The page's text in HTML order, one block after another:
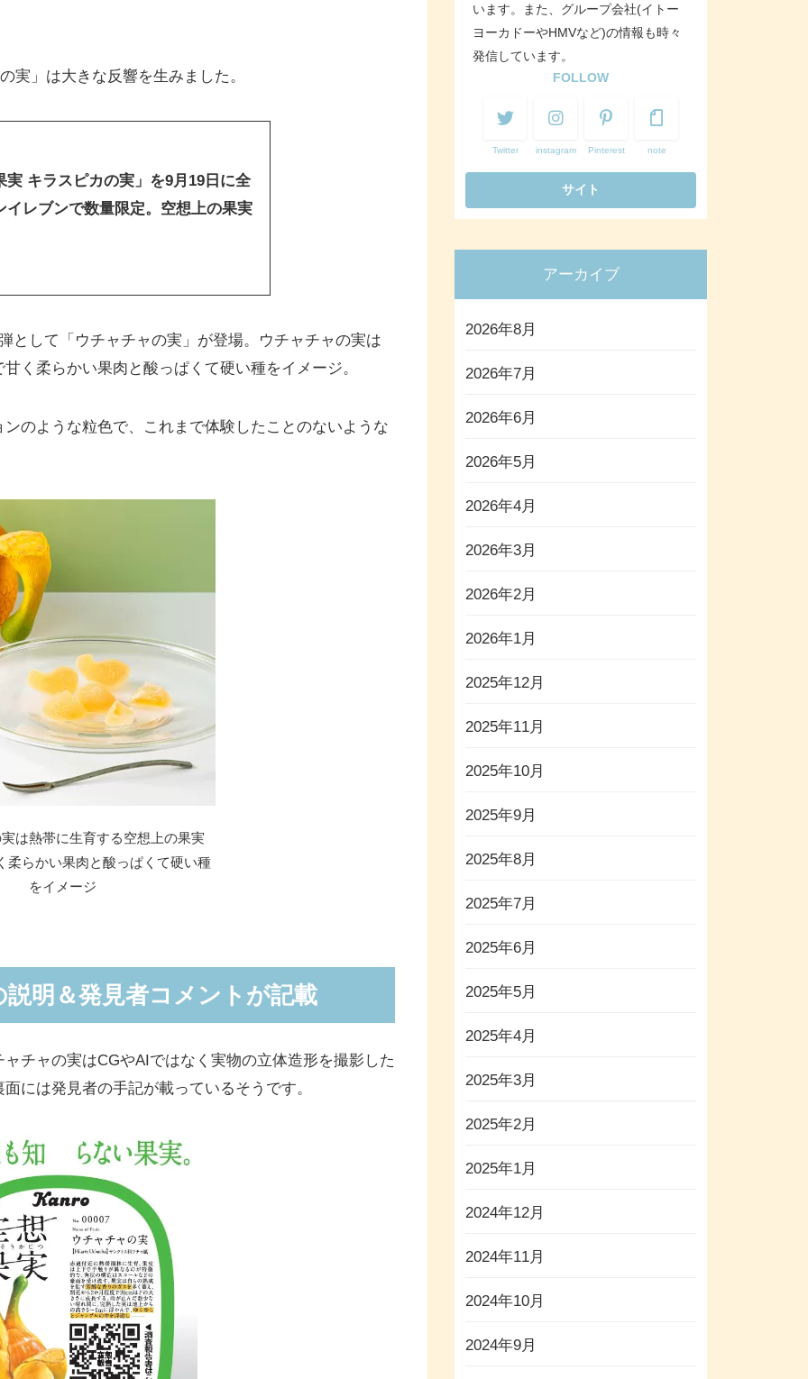
実」は大きな反響を生みました。
実 キラスピカの実」を9月19日に全
イレブンで数量限定。空想上の果実
として「ウチャチャの実」が登場。ウチャチャの実は
く柔らかい果肉と酸っぱくて硬い種をイメージ。
のような粒色で、これまで体験したことのないような
は熱帯に生育する空想上の果実
柔らかい果肉と酸っぱくて硬い種
をイメージ
明＆発見者コメントが記載
チャの実はCGやAIではなく実物の立体造形を撮影した
には発見者の手記が載っているそうです。
います。また、グループ会社(イトー
ヨーカドーやHMVなど)の情報も時々
発信しています。
FOLLOW
Twitter instagram Pinterest note
アーカイブ
2026年8月
2026年7月
2026年6月
2026年5月
2026年4月
2026年3月
2026年2月
2026年1月
2025年12月
2025年11月
2025年10月
2025年9月
2025年8月
2025年7月
2025年6月
2025年5月
2025年4月
2025年3月
2025年2月
2025年1月
2024年12月
2024年11月
2024年10月
2024年9月